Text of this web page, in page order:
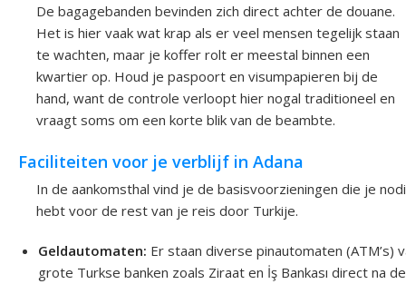
De bagagebanden bevinden zich direct achter de douane.
Het is hier vaak wat krap als er veel mensen tegelijk staan
te wachten, maar je koffer rolt er meestal binnen een
kwartier op. Houd je paspoort en visumpapieren bij de
hand, want de controle verloopt hier nogal traditioneel en
vraagt soms om een korte blik van de beambte.
Faciliteiten voor je verblijf in Adana
In de aankomsthal vind je de basisvoorzieningen die je
hebt voor de rest van je reis door Turkije.
Geldautomaten: Er staan diverse pinautomaten (ATM’s)
grote Turkse banken zoals Ziraat en İş Bankası direct na de